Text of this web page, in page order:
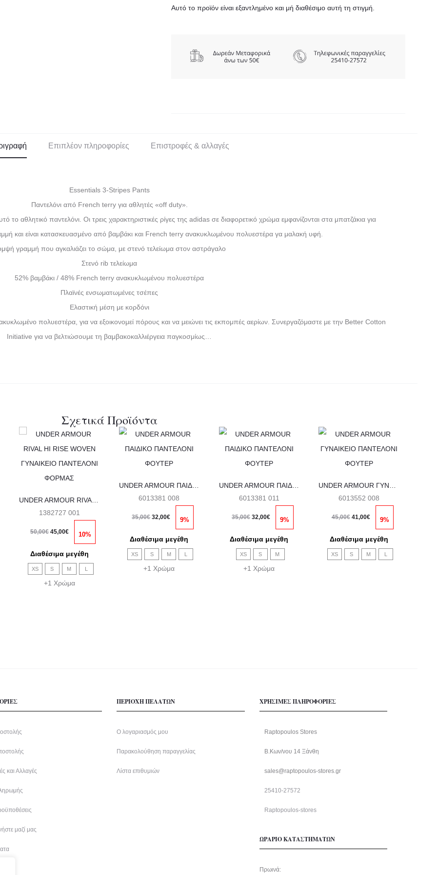
Αυτό το προϊόν είναι εξαντλημένο και μή διαθέσιμο αυτή τη στιγμή.
Επιπλέον πληροφορίες Επιστροφές & αλλαγές
Essentials 3-Stripes Pants
Παντελόνι από French terry για αθλητές «off duty».
αθλητικό παντελόνι. Οι τρεις χαρακτηριστικές ρίγες της adidas σε διαφορετικό χρώμα εμφανίζονται στα μπατζάκια για
και είναι κατασκευασμένο από βαμβάκι και French terry ανακυκλωμένου πολυεστέρα γα μαλακή υφή.
γραμμή που αγκαλιάζει το σώμα, με στενό τελείωμα στον αστράγαλο
Στενό rib τελείωμα
52% βαμβάκι / 48% French terry ανακυκλωμένου πολυεστέρα
Πλαϊνές ενσωματωμένες τσέπες
Ελαστική μέση με κορδόνι
πολυεστέρα, για να εξοικονομεί πόρους και να μειώνει τις εκπομπές αερίων. Συνεργαζόμαστε με την Better Cotton
Initiative για να βελτιώσουμε τη βαμβακοκαλλιέργεια παγκοσμίως…
Σχετικά Προϊόντα
Αυτό
το
προϊόν
έχει
πολλαπλές
παραλλαγές.
μπορούν
να
επιλεγούν
1382727 001
50,00€
was:
50,00€.
45,00€
τιμή
είναι:
45,00€.
10%
Διαθέσιμα μεγέθη
XS S M L
+1 Χρώμα
Αυτό
το
προϊόν
έχει
πολλαπλές
επιλογές
μπορούν
να
UNDER ARMOUR ΠΑΙΔΙΚΟ ΠΑΝΤΕΛΟΝΙ ΦΟΥΤΕΡ
6013381 008
35,00€
was:
35,00€.
32,00€
τιμή
είναι:
32,00€.
9%
Διαθέσιμα μεγέθη
XS S M L
+1 Χρώμα
Αυτό
το
προϊόν
έχει
πολλαπλές
επιλογές
μπορούν
να
UNDER ARMOUR ΠΑΙΔΙΚΟ ΠΑΝΤΕΛΟΝΙ ΦΟΥΤΕΡ
6013381 011
35,00€
was:
35,00€.
32,00€
τιμή
είναι:
32,00€.
9%
Διαθέσιμα μεγέθη
XS S M
+1 Χρώμα
Αυτό
το
προϊόν
έχει
πολλαπλές
επιλογές
μπορούν
6013552 008
45,00€
was:
45,00€.
41,00€
τιμή
είναι:
9%
Διαθέσιμα μεγέθη
XS S M L
και Αλλαγές
μαζί μας
ΠΕΡΙΟΧΗ ΠΕΛΑΤΩΝ
Ο λογαριασμός μου
Παρακολούθηση παραγγελίας
Λίστα επιθυμιών
ΧΡΗΣΙΜΕΣ ΠΛΗΡΟΦΟΡΙΕΣ
Raptopoulos Stores
Β.Κων/νου 14 Ξάνθη
sales@raptopoulos-stores.gr
25410-27572
Raptopoulos-stores
ΩΡΑΡΙΟ ΚΑΤΑΣΤΗΜΑΤΩΝ
Πρωινά: